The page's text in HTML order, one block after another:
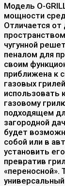
Модель O-
мощности
Отличается
чугунной
пеналом для
своим
приближена к
газовых
использовать
газовому
подходящем
загородной
будет
собой или в
установить
превратив
«переносной».